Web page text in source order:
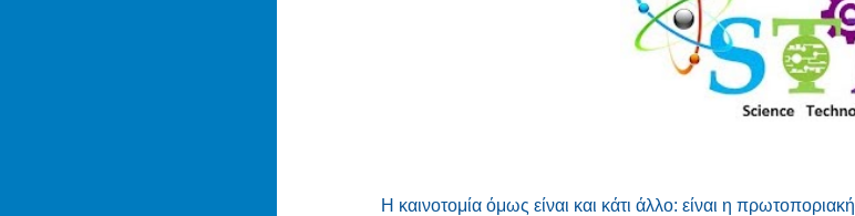
Η καινοτομία όμως είναι και κάτι άλλο: είναι η